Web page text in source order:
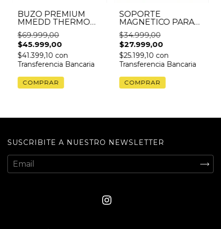
BUZO PREMIUM
MMEDD THERMO
ACTIVE BORDO -
ANTI BURPEES
CLUB
$69.999,00
$45.999,00
$41.399,10 con
Transferencia Bancaria
COMPRAR
SOPORTE
MAGNETICO PARA
TELEFONO BOX
$34.999,00
$27.999,00
$25.199,10 con
Transferencia Bancaria
SUSCRIBITE A NUESTRO NEWSLETTER